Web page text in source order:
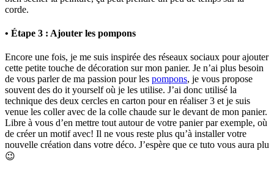
corde.
• Étape 3 : Ajouter les pompons
Encore une fois, je me suis inspirée des réseaux sociaux pour ajouter
cette petite touche de décoration sur mon panier. Je n’ai plus besoin
de vous parler de ma passion pour les pompons, je vous propose
souvent des do it yourself où je les utilise. J’ai donc utilisé la
technique des deux cercles en carton pour en réaliser 3 et je suis
venue les coller avec de la colle chaude sur le devant de mon panier.
Libre à vous d’en mettre tout autour de votre panier par exemple, où
de créer un motif avec! Il ne vous reste plus qu’à installer votre
nouvelle création dans votre déco. J’espère que ce tuto vous aura plu
😉